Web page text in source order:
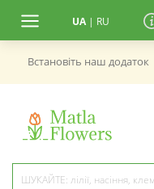
UA | RU
Встановiть наш додаток